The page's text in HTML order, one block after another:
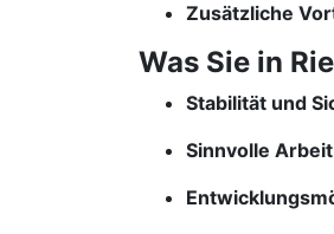
Zusätzliche
Was Sie in
Stabilität und
Sinnvolle